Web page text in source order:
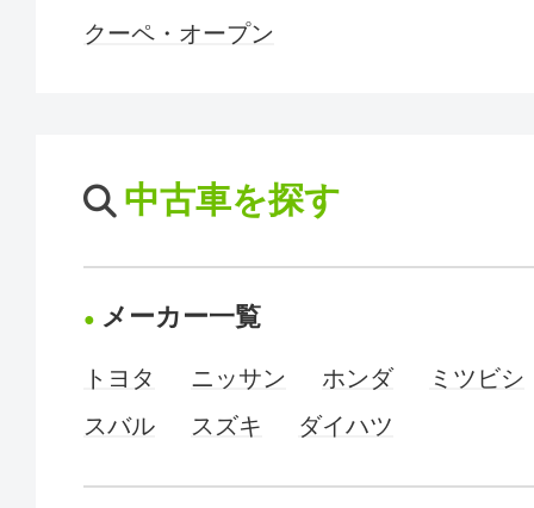
クーペ・オープン
中古車を探す
メーカー一覧
トヨタ ニッサン ホンダ
ミツビシ
スバル
スズキ ダイハツ